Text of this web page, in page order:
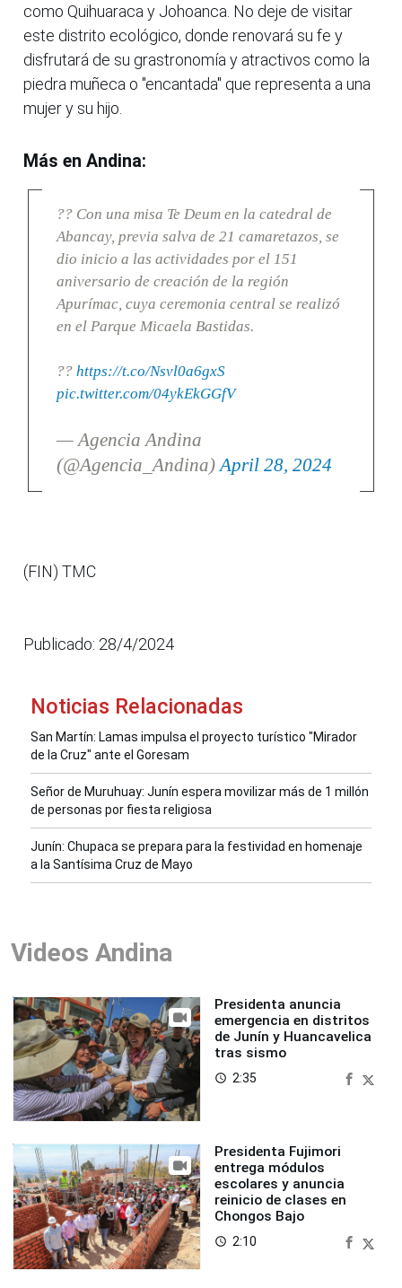
como Quihuaraca y Johoanca. No deje de visitar
este distrito ecológico, donde renovará su fe y
disfrutará de su grastronomía y atractivos como la
piedra muñeca o "encantada" que representa a una
mujer y su hijo.
Más en Andina:
?? Con una misa Te Deum en la catedral de
Abancay, previa salva de 21 camaretazos, se
dio inicio a las actividades por el 151
aniversario de creación de la región
Apurímac, cuya ceremonia central se realizó
en el Parque Micaela Bastidas.
?? https://t.co/Nsvl0a6gxS
pic.twitter.com/04ykEkGGfV
— Agencia Andina
(@Agencia_Andina)April 28, 2024
(FIN) TMC
Publicado: 28/4/2024
Noticias Relacionadas
San Martín: Lamas impulsa el proyecto turístico "Mirador
de la Cruz" ante el Goresam
Señor de Muruhuay: Junín espera movilizar más de 1 millón
de personas por fiesta religiosa
Junín: Chupaca se prepara para la festividad en homenaje
a la Santísima Cruz de Mayo
Videos Andina
Presidenta anuncia
emergencia en distritos
de Junín y Huancavelica
tras sismo
access_time 2:35
Presidenta Fujimori
entrega módulos
escolares y anuncia
reinicio de clases en
Chongos Bajo
access_time 2:10